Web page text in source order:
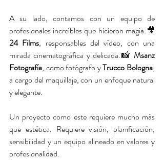
A su lado, contamos con un equipo de
24 Films, responsables del vídeo, con una
mirada cinematográfica y delicada.📸 Msanz
Fotografía, como fotógrafo y Trucco Bologna,
a cargo del maquillaje, con un enfoque natural
y elegante.
Un proyecto como este requiere mucho más
que estética. Requiere visión, planificación,
sensibilidad y un equipo alineado en valores y
profesionalidad.